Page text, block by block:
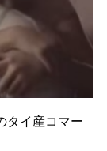
タイ産コマー